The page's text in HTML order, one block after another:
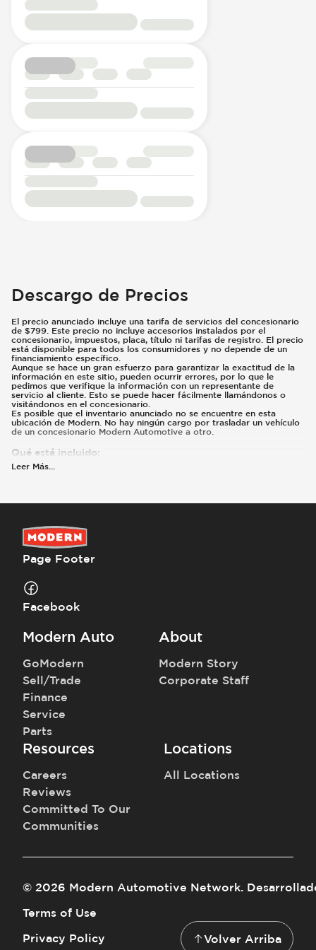
Descargo de Precios
El precio anunciado incluye una tarifa de servicios del concesionario
de $799. Este precio no incluye accesorios instalados por el
concesionario, impuestos, placa, título ni tarifas de registro. El precio
está disponible para todos los consumidores y no depende de un
financiamiento específico.
Aunque se hace un gran esfuerzo para garantizar la exactitud de la
información en este sitio, pueden ocurrir errores, por lo que le
pedimos que verifique la información con un representante de
servicio al cliente. Esto se puede hacer fácilmente llamándonos o
visitándonos en el concesionario.
Es posible que el inventario anunciado no se encuentre en esta
ubicación de Modern. No hay ningún cargo por trasladar un vehículo
de un concesionario Modern Automotive a otro.
Qué está incluido:
El precio anunciado incluye una tarifa de servicios del concesionario
de $799.
Leer Más
Page Footer
Facebook
Modern Auto
GoModern
Sell/Trade
Finance
Service
Parts
About
Modern Story
Corporate Staff
Resources
Careers
Reviews
Committed To Our
Communities
Locations
All Locations
© 2026 Modern Automotive Network.
Terms of Use
Privacy Policy
Volver Arriba